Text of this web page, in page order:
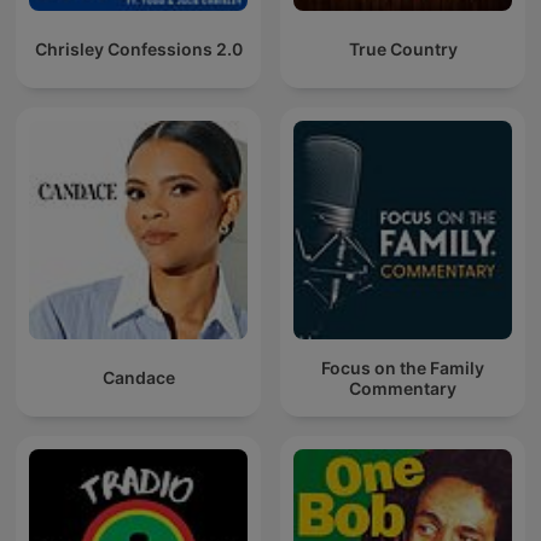
Chrisley Confessions 2.0 True Country
Candace
Focus on the Family
Commentary